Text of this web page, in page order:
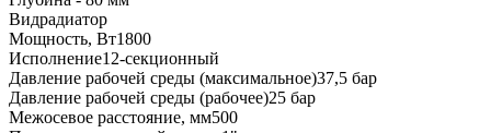
Видрадиатор
Мощность, Вт1800
Исполнение12-секционный
Давление рабочей среды (максимальное)37,5 бар
Давление рабочей среды (рабочее)25 бар
Межосевое расстояние, мм500